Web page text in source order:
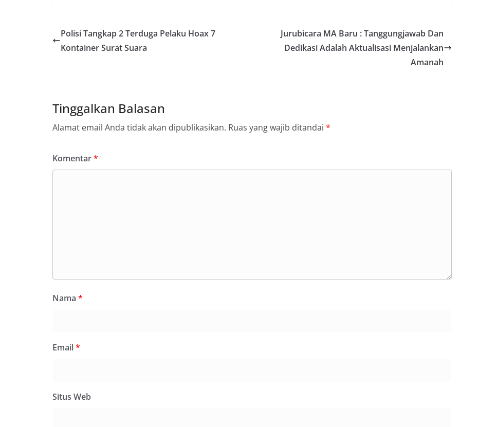
Polisi Tangkap 2 Terduga Pelaku Hoax 7
Kontainer Surat Suara
Jurubicara MA Baru : Tanggungjawab Dan
Dedikasi Adalah Aktualisasi Menjalankan
Amanah
Tinggalkan Balasan
Alamat email Anda tidak akan dipublikasikan. Ruas yang wajib ditandai *
Komentar*
Nama *
Email*
Situs Web